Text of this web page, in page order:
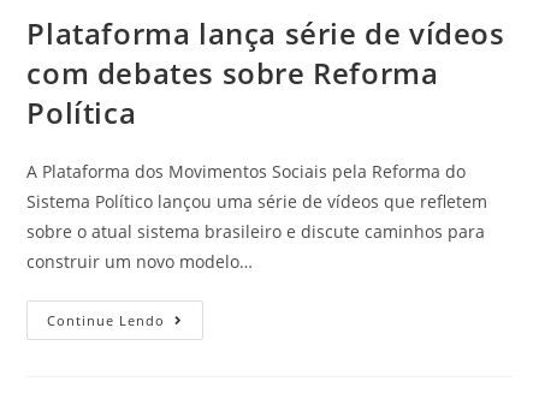
Plataforma lança série de vídeos
com debates sobre Reforma
Política
A Plataforma dos Movimentos Sociais pela Reforma do
Sistema Político lançou uma série de vídeos que refletem
sobre o atual sistema brasileiro e discute caminhos para
construir um novo modelo…
Continue Lendo